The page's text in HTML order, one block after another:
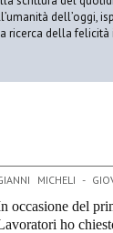
dell’oggi,
ricerca della felicità
MICHELI -
occasione del
ho